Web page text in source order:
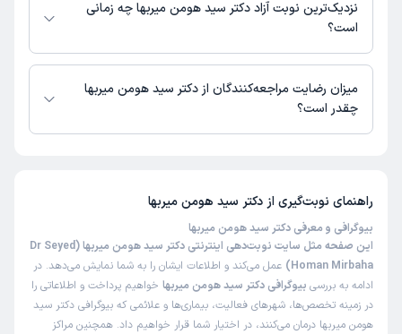
نزدیک‌ترین نوبت آزاد دکتر سید هومن میربها چه زمانی
است؟
زمان نوبت‌دهی و پذیرش بیماران با هماهنگی مطب مشخص می‌شود.
میزان رضایت مراجعه‌کنندگان از دکتر سید هومن میربها
چقدر است؟
راهنمای نوبت‌گیری از دکتر سید هومن میربها
بیوگرافی و معرفی دکتر سید هومن میربها
این صفحه مثل سایت نوبت‌دهی اینترنتی دکتر سید هومن میربها (Dr Seyed
Homan Mirbaha)
عمل می‌کند و اطلاعات ایشان را به شما نمایش می‌دهد. در
ادامه به بررسی بیوگرافی دکتر سید هومن میربها خواهیم پرداخت و اطلاعاتی را
در زمینه تخصص‌ها، شهرهای فعالیت، بیماری‌ها و علائمی که بیوگرافی دکتر سید
هومن میربها درمان می‌کنند، در اختیار شما قرار خواهیم داد. همچنین مراکز